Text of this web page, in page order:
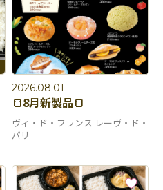
2026.08.01
🍞8月新製品🍞
ヴィ・ド・フランス レーヴ・ド・
パリ